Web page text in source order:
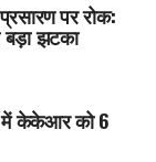
पर रोक:
बड़ा झटका
में केकेआर को 6